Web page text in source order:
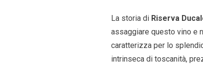
La storia di Riserva
assaggiare questo vino e
caratterizza per lo
intrinseca di toscanità,